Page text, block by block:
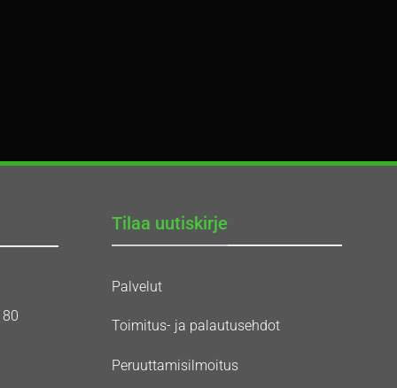
Tilaa uutiskirje
Palvelut
Toimitus- ja palautusehdot
Peruuttamisilmoitus